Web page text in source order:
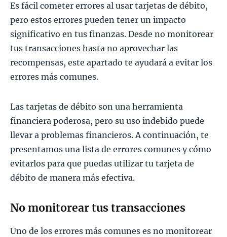
Es fácil cometer errores al usar tarjetas de débito,
pero estos errores pueden tener un impacto
significativo en tus finanzas. Desde no monitorear
tus transacciones hasta no aprovechar las
recompensas, este apartado te ayudará a evitar los
errores más comunes.
Las tarjetas de débito son una herramienta
financiera poderosa, pero su uso indebido puede
llevar a problemas financieros. A continuación, te
presentamos una lista de errores comunes y cómo
evitarlos para que puedas utilizar tu tarjeta de
débito de manera más efectiva.
No monitorear tus transacciones
Uno de los errores más comunes es no monitorear